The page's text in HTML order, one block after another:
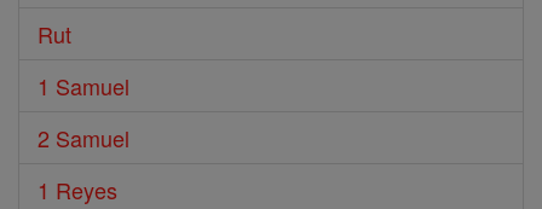
Rut
1 Samuel
2 Samuel
1 Reyes